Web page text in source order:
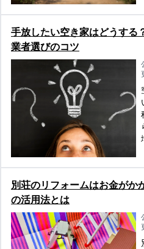
手放したい空き家はどうする
業者選びのコツ
別荘のリフォームはお金が
の活用法とは